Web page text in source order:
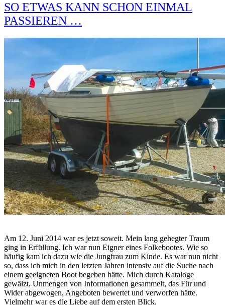
SO ETWAS KANN SCHON EINMAL
PASSIEREN …
Am 12. Juni 2014 war es jetzt soweit. Mein lang gehegter Traum
ging in Erfüllung. Ich war nun Eigner eines Folkebootes. Wie so
häufig kam ich dazu wie die Jungfrau zum Kinde. Es war nun nicht
so, dass ich mich in den letzten Jahren intensiv auf die Suche nach
einem geeigneten Boot begeben hätte. Mich durch Kataloge
gewälzt, Unmengen von Informationen gesammelt, das Für und
Wider abgewogen, Angeboten bewertet und verworfen hätte.
Vielmehr war es die Liebe auf dem ersten Blick.